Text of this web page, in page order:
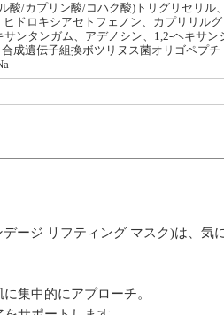
/カプリン酸/コハク酸)トリグリセリル
ドロキシアセトフェノン、カプリリル
ンタンガム、アデノシン、1,2-ヘキサン
成遺伝子組換ボツリヌス菌オリゴペプ
ージ リフティング マスク)は、気
集中的にアプローチ。